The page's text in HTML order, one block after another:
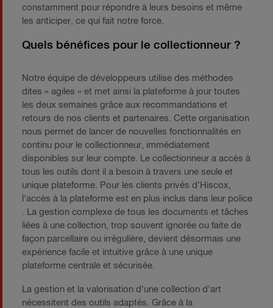
constamment pour répondre à leurs besoins et même
les anticiper, ce qui fait notre force.
Quels bénéfices pour le collectionneur ?
Notre équipe de développeurs utilise des méthodes
dites « agiles » et met ainsi la plateforme à jour toutes
les deux semaines grâce aux recommandations et
retours de nos clients et partenaires. Cette organisation
nous permet de lancer de nouvelles fonctionnalités en
continu pour le collectionneur, immédiatement
disponibles sur leur compte. Le collectionneur a accès à
tous les outils dont il a besoin à travers une seule et
unique plateforme. Pour les clients privés d’Hiscox,
l'accès à la plateforme est en plus inclus dans leur police
. La gestion complexe de tous les documents et tâches
liées à une collection, trop souvent ignorée ou faite de
façon parcellaire ou irrégulière, devient désormais une
expérience facile et intuitive grâce à une unique
plateforme centrale et sécurisée.
La gestion et la valorisation d'une collection d'art
nécessitent des outils adaptés. Grâce à la